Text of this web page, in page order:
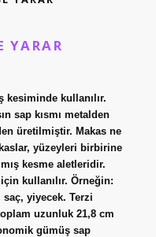
YARAR
kesiminde kullanılır.
sap kısmı metalden
üretilmiştir. Makas ne
yüzeyleri birbirine
kesme aletleridir.
kullanılır. Örneğin:
yiyecek. Terzi
uzunluk 21,8 cm
gümüş sap